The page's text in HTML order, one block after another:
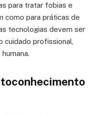
para tratar fobias e
como para práticas de
tecnologias devem ser
profissional,